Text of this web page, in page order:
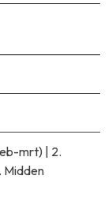
mrt)| 2.
Midden